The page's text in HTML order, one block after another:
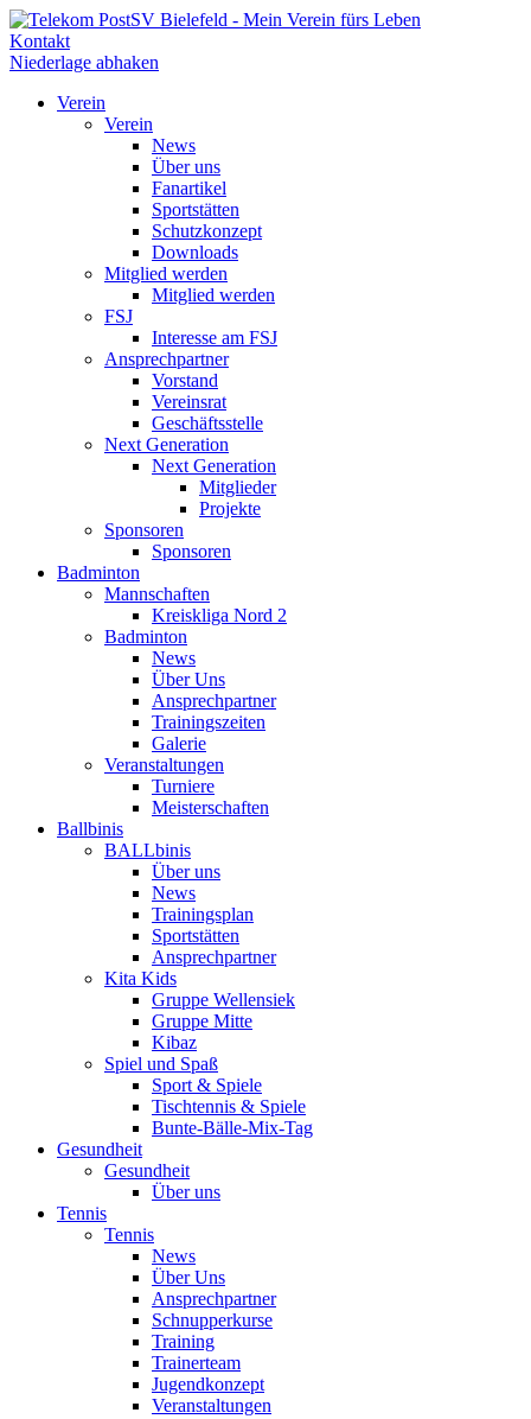
Kontakt
Niederlage abhaken
Verein
Verein
News
Über uns
Fanartikel
Sportstätten
Schutzkonzept
Downloads
Mitglied werden
Mitglied werden
FSJ
Interesse am FSJ
Ansprechpartner
Vorstand
Vereinsrat
Geschäftsstelle
Next Generation
Next Generation
Mitglieder
Projekte
Sponsoren
Sponsoren
Badminton
Mannschaften
Kreiskliga Nord 2
Badminton
News
Über Uns
Ansprechpartner
Trainingszeiten
Galerie
Veranstaltungen
Turniere
Meisterschaften
Ballbinis
BALLbinis
Über uns
News
Trainingsplan
Sportstätten
Ansprechpartner
Kita Kids
Gruppe Wellensiek
Gruppe Mitte
Kibaz
Spiel und Spaß
Sport & Spiele
Tischtennis & Spiele
Bunte-Bälle-Mix-Tag
Gesundheit
Gesundheit
Über uns
Tennis
Tennis
News
Über Uns
Ansprechpartner
Schnupperkurse
Training
Trainerteam
Jugendkonzept
Veranstaltungen